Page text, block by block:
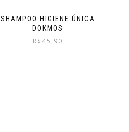
SHAMPOO HIGIENE ÚNICA
DOKMOS
R$ 45,90